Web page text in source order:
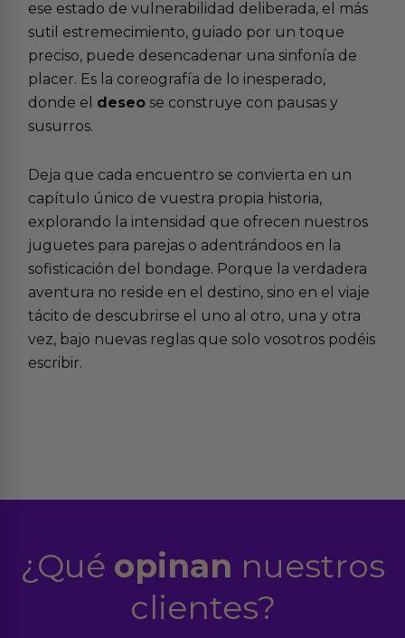
ese estado de vulnerabilidad deliberada, el más
sutil estremecimiento, guiado por un toque
preciso, puede desencadenar una sinfonía de
placer. Es la coreografía de lo inesperado,
donde el deseo se construye con pausas y
susurros.
Deja que cada encuentro se convierta en un
capítulo único de vuestra propia historia,
explorando la intensidad que ofrecen nuestros
juguetes para parejas o adentrándoos en la
sofisticación del
bondage. Porque la verdadera
aventura no reside en el destino, sino en el viaje
tácito de descubrirse el uno al otro, una y otra
vez, bajo nuevas reglas que solo vosotros podéis
escribir.
¿Qué opinan nuestros
clientes?